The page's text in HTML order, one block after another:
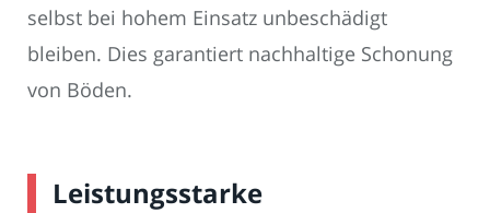
selbst bei hohem Einsatz unbeschädigt
bleiben. Dies garantiert nachhaltige Schonung
von Böden.
Leistungsstarke